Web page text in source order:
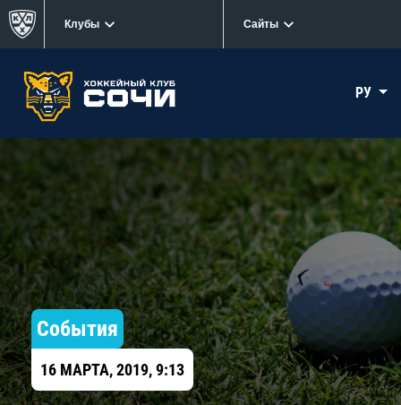
Клубы Сайты
РУ
События
16 МАРТА, 2019, 9:13